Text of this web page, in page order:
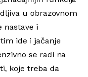
u obrazovnom
nastave i
ide i jačanje
se radi na
koje treba da